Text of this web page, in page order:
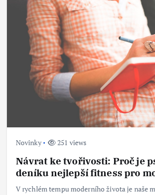
Novinky 251 views
Návrat ke tvořivosti: Proč je
deníku nejlepší fitness pro
V rychlém tempu moderního života je naše